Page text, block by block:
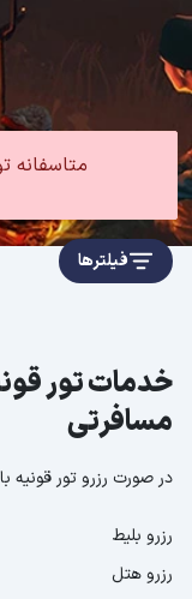
تور
فیلترها
خدمات تور
مسافرتی
در صورت رزرو تور قونیه
رزرو بلیط
رزرو هتل